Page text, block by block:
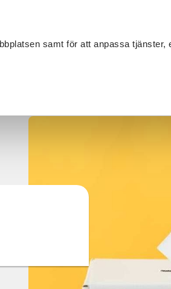
samt för att anpassa tjänster,